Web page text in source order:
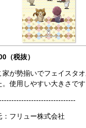
（税抜）
家が勢揃いでフェイスタ
。使用しやすい大きさです
：フリュー株式会社